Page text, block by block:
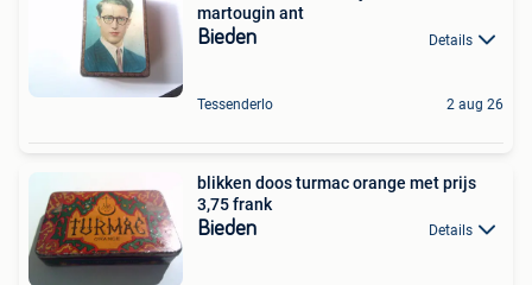
martougin ant
Bieden Details
Tessenderlo 2 aug 26
blikken doos turmac orange met prijs
3,75 frank
Bieden Details